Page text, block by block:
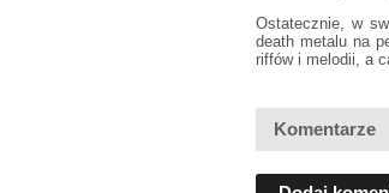
Ostatecznie, w
death metalu na
riffów i melodii, a
Komentarze